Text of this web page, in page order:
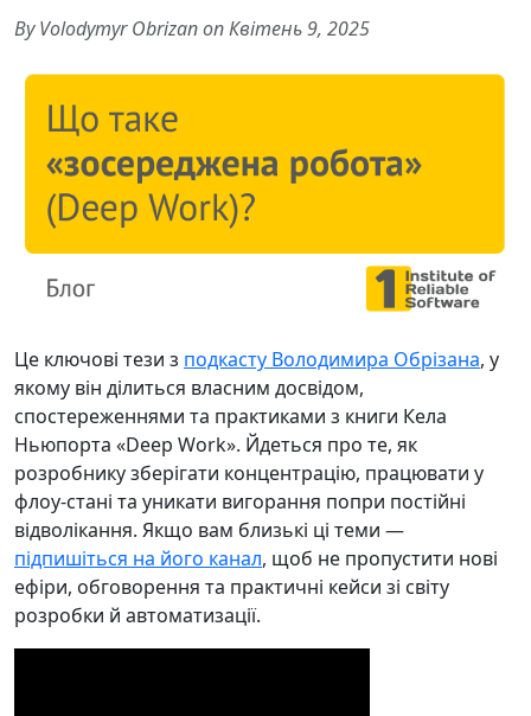
By Volodymyr Obrizan on Квітень 9, 2025
Це ключові тези з подкасту Володимира Обрізана, у
якому він ділиться власним досвідом,
спостереженнями та практиками з книги Кела
Ньюпорта «Deep Work». Йдеться про те, як
розробнику зберігати концентрацію, працювати у
флоу-стані та уникати вигорання попри постійні
відволікання. Якщо вам близькі ці теми —
підпишіться на його канал, щоб не пропустити нові
ефіри, обговорення та практичні кейси зі світу
розробки й автоматизації.